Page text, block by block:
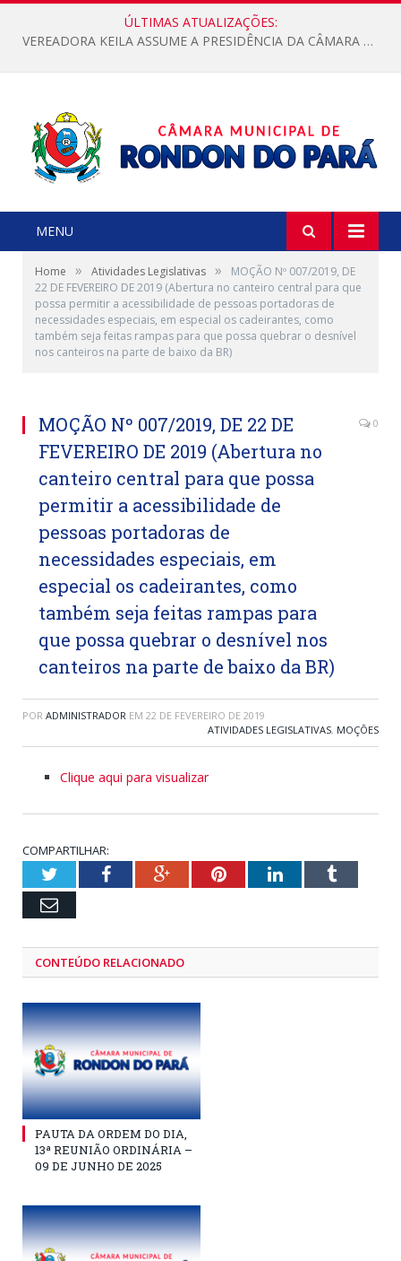
ÚLTIMAS ATUALIZAÇÕES:
VEREADORA KEILA ASSUME A PRESIDÊNCIA DA CÂMARA MUNICIPAL.
MENU
Home » Atividades Legislativas »
MOÇÃO Nº 007/2019, DE
22 DE FEVEREIRO DE 2019 (Abertura no canteiro central para que
possa permitir a acessibilidade de pessoas portadoras de
necessidades especiais, em especial os cadeirantes, como
também seja feitas rampas para que possa quebrar o desnível
nos canteiros na parte de baixo da BR)
MOÇÃO Nº 007/2019, DE 22 DE
FEVEREIRO DE 2019 (Abertura no
canteiro central para que possa
permitir a acessibilidade de
pessoas portadoras de
necessidades especiais, em
especial os cadeirantes, como
também seja feitas rampas para
que possa quebrar o desnível nos
canteiros na parte de baixo da BR)
0
POR ADMINISTRADOR EM 22 DE FEVEREIRO DE 2019
ATIVIDADES LEGISLATIVAS, MOÇÕES
Clique aqui para visualizar
COMPARTILHAR:
TwitterFacebookGoogle+PinterestLinkedInTumblr
Email
CONTEÚDO RELACIONADO
PAUTA DA ORDEM DO DIA,
13ª REUNIÃO ORDINÁRIA –
09 DE JUNHO DE 2025